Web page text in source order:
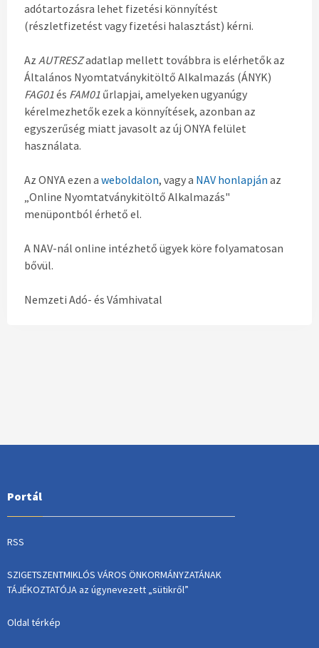
adótartozásra lehet fizetési könnyítést
(részletfizetést vagy fizetési halasztást) kérni.
Az AUTRESZadatlap mellett továbbra is elérhetők az
Általános Nyomtatványkitöltő Alkalmazás (ÁNYK)
FAG01és FAM01 űrlapjai, amelyeken ugyanúgy
kérelmezhetők ezek a könnyítések, azonban az
egyszerűség miatt javasolt az új ONYA felület
használata.
Az ONYA ezen a weboldalon, vagy a NAV honlapján az
„Online Nyomtatványkitöltő Alkalmazás"
menüpontból érhető el.
A NAV-nál online intézhető ügyek köre folyamatosan
bővül.
Nemzeti Adó- és Vámhivatal
Portál
RSS
SZIGETSZENTMIKLÓS VÁROS ÖNKORMÁNYZATÁNAK
TÁJÉKOZTATÓJA az úgynevezett „sütikről”
Oldal térkép